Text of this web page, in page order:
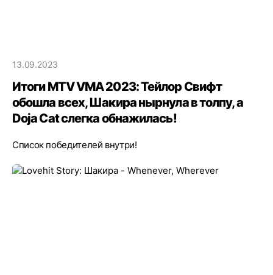
13.09.2023
Итоги MTV VMA 2023: Тейлор Свифт
обошла всех, Шакира нырнула в толпу, а
Doja Cat слегка обнажилась!
Список победителей внутри!